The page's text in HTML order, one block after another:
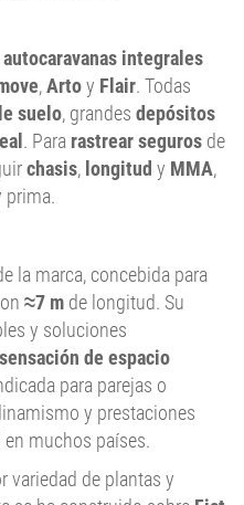
autocaravanas integrales
,Artoy Flair. Todas
suelo, grandes depósitos
. Para rastrear seguros de
chasis, longitud y MMA,
prima.
la marca, concebida para
≈7 m de longitud. Su
y soluciones
sensación de espacio
para parejas o
y prestaciones
en muchos países.
variedad de plantas y